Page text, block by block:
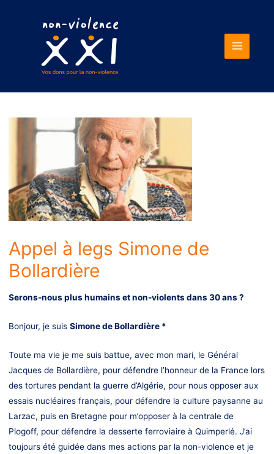
Main
Appel à legs Simone de
Bollardière
Serons-nous plus humains et non-violents dans 30 ans ?
Bonjour, je suis Simone de Bollardière *
Toute ma vie je me suis battue, avec mon mari, le Général
Jacques de Bollardière, pour défendre l’honneur de la France lors
des tortures pendant la guerre d’Algérie, pour nous opposer aux
essais nucléaires français, pour défendre la culture paysanne au
Larzac, puis en Bretagne pour m’opposer à la centrale de
Plogoff, pour défendre la desserte ferroviaire à Quimperlé. J’ai
toujours été guidée dans mes actions par la non-violence et je